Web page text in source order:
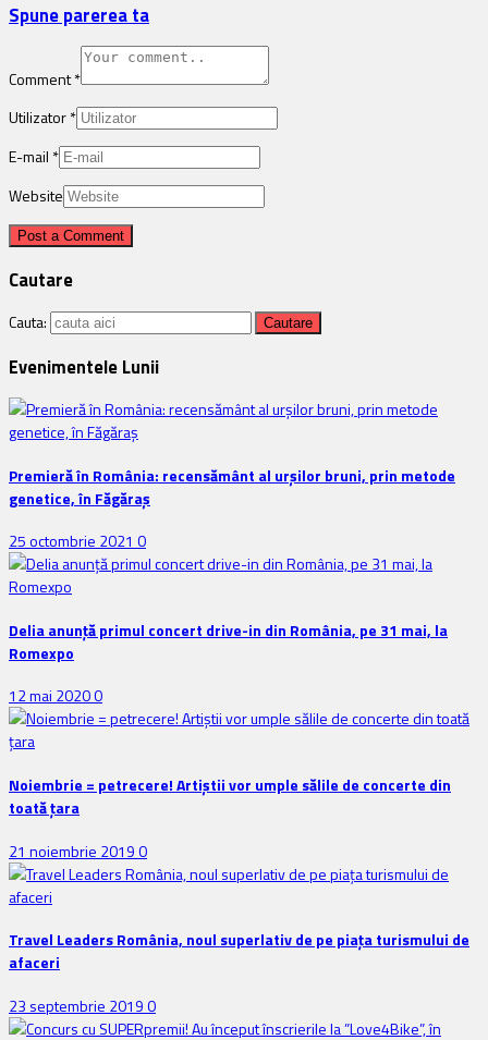
Spune parerea ta
Comment*
Utilizator*
E-mail *
Website
Cautare
Cauta:
Evenimentele Lunii
Premieră în România: recensământ al urșilor bruni, prin metode
genetice, în Făgăraș
25 octombrie 2021 0
Delia anunţă primul concert drive-in din România, pe 31 mai, la
Romexpo
12 mai 20200
Noiembrie = petrecere! Artiștii vor umple sălile de concerte din
toată țara
21 noiembrie 20190
Travel Leaders România, noul superlativ de pe piața turismului de
afaceri
23 septembrie 20190